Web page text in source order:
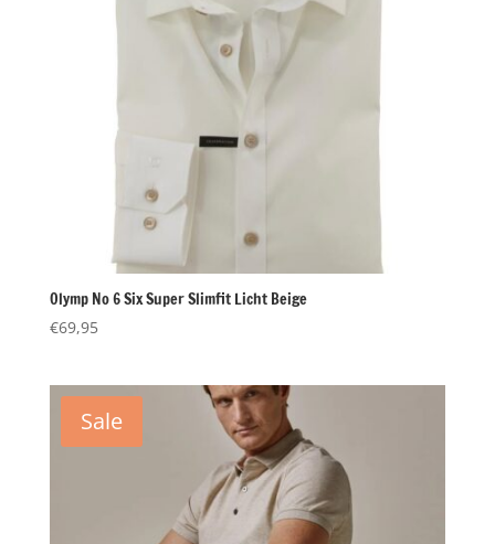
Olymp No 6 Six Super Slimfit Licht Beige
€69,95
Sale